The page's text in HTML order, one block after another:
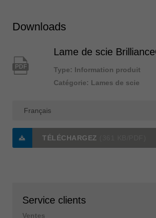
Downloads
PDF
Lame de scie
Type: Information produit
Catégorie: Lames de scie
TÉLÉCHARGEZ
Service clients
Ventes